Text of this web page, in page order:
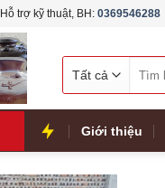
Hỗ trợ kỹ thuật, BH: 0369546288
kiếm:
Giới thiệu